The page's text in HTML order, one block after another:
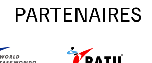
PARTENAIRES